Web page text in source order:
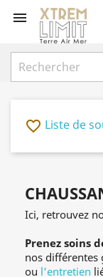

favorite_border Liste de
Ici, retrouvez
Prenez soins
nos différentes
ou l'entretien